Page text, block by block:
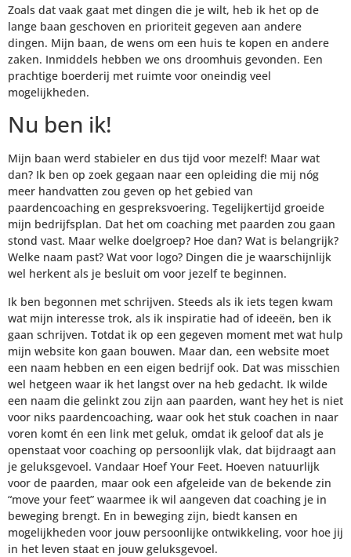
Zoals dat vaak gaat met dingen die je wilt, heb ik het op de
lange baan geschoven en prioriteit gegeven aan andere
dingen. Mijn baan, de wens om een huis te kopen en andere
zaken. Inmiddels hebben we ons droomhuis gevonden. Een
prachtige boerderij met ruimte voor oneindig veel
mogelijkheden.
Nu ben ik!
Mijn baan werd stabieler en dus tijd voor mezelf! Maar wat
dan? Ik ben op zoek gegaan naar een opleiding die mij nóg
meer handvatten zou geven op het gebied van
paardencoaching en gespreksvoering. Tegelijkertijd groeide
mijn bedrijfsplan. Dat het om coaching met paarden zou gaan
stond vast. Maar welke doelgroep? Hoe dan? Wat is belangrijk?
Welke naam past? Wat voor logo? Dingen die je waarschijnlijk
wel herkent als je besluit om voor jezelf te beginnen.
Ik ben begonnen met schrijven. Steeds als ik iets tegen kwam
wat mijn interesse trok, als ik inspiratie had of ideeën, ben ik
gaan schrijven. Totdat ik op een gegeven moment met wat hulp
mijn website kon gaan bouwen. Maar dan, een website moet
een naam hebben en een eigen bedrijf ook. Dat was misschien
wel hetgeen waar ik het langst over na heb gedacht. Ik wilde
een naam die gelinkt zou zijn aan paarden, want hey het is niet
voor niks paardencoaching, waar ook het stuk coachen in naar
voren komt én een link met geluk, omdat ik geloof dat als je
openstaat voor coaching op persoonlijk vlak, dat bijdraagt aan
je geluksgevoel. Vandaar Hoef Your Feet. Hoeven natuurlijk
voor de paarden, maar ook een afgeleide van de bekende zin
“move your feet” waarmee ik wil aangeven dat coaching je in
beweging brengt. En in beweging zijn, biedt kansen en
mogelijkheden voor jouw persoonlijke ontwikkeling, voor hoe jij
in het leven staat en jouw geluksgevoel.